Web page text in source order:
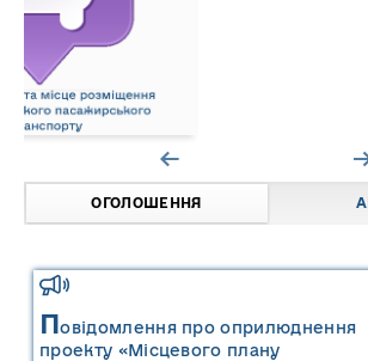
ОГОЛОШЕННЯ
Повідомлення про оприлюднення
проекту «Місцевого плану